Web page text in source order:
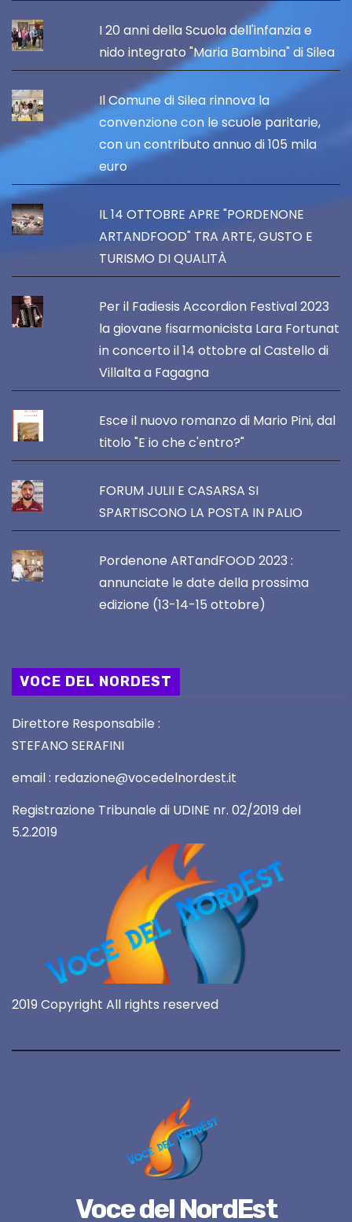
I 20 anni della Scuola dell'infanzia e
nido integrato "Maria Bambina" di Silea
Il Comune di Silea rinnova la
convenzione con le scuole paritarie,
con un contributo annuo di 105 mila
euro
IL 14 OTTOBRE APRE "PORDENONE
ARTANDFOOD" TRA ARTE, GUSTO E
TURISMO DI QUALITÀ
Per il Fadiesis Accordion Festival 2023
la giovane fisarmonicista Lara Fortunat
in concerto il 14 ottobre al Castello di
Villalta a Fagagna
Esce il nuovo romanzo di Mario Pini, dal
titolo "E io che c'entro?"
FORUM JULII E CASARSA SI
SPARTISCONO LA POSTA IN PALIO
Pordenone ARTandFOOD 2023 :
annunciate le date della prossima
edizione (13-14-15 ottobre)
VOCE DEL NORDEST
Direttore Responsabile :
STEFANO SERAFINI
email : redazione@vocedelnordest.it
Registrazione Tribunale di UDINE nr. 02/2019 del
5.2.2019
2019 Copyright All rights reserved
Voce del NordEst